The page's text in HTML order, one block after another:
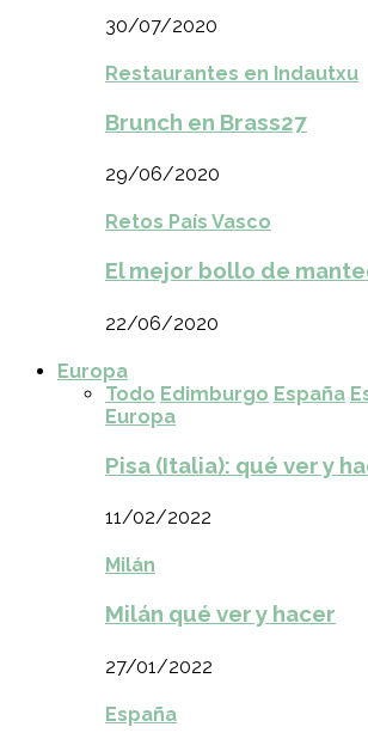
30/07/2020
Restaurantes en Indautxu
Brunch en Brass27
29/06/2020
Retos País Vasco
El mejor bollo de
22/06/2020
Europa
Todo Edimburgo España
Europa
Pisa (Italia): qué ver y
11/02/2022
Milán
Milán qué ver y hacer
27/01/2022
España